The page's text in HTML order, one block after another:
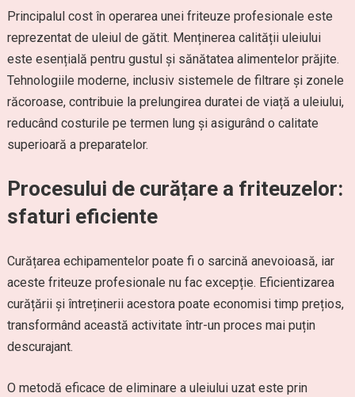
Principalul cost în operarea unei friteuze profesionale este
reprezentat de uleiul de gătit. Menținerea calității uleiului
este esențială pentru gustul și sănătatea alimentelor prăjite.
Tehnologiile moderne, inclusiv sistemele de filtrare și zonele
răcoroase, contribuie la prelungirea duratei de viață a uleiului,
reducând costurile pe termen lung și asigurând o calitate
superioară a preparatelor.
Procesului de curățare a friteuzelor:
sfaturi eficiente
Curățarea echipamentelor poate fi o sarcină anevoioasă, iar
aceste friteuze profesionale nu fac excepție. Eficientizarea
curățării și întreținerii acestora poate economisi timp prețios,
transformând această activitate într-un proces mai puțin
descurajant.
O metodă eficace de eliminare a uleiului uzat este prin